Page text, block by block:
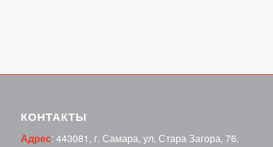
КОНТАКТЫ
Адрес: 443081, г. Самара, ул. Стара Загора, 76.